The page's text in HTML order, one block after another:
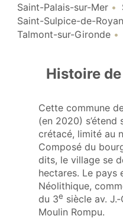
Saint-Palais-sur-Mer
Saint-Sulpice-de-Royan
Talmont-sur-Gironde
Histoire
Cette commune
(en 2020)
crétacé, limité au
Composé du
dits, le village se
hectares. Le pays
Néolithique,
du 3e siècle av.
Moulin Rompu.